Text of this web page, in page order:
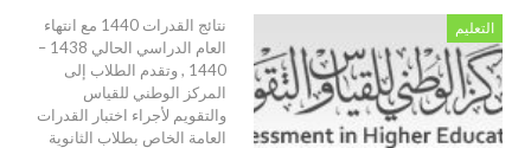
التعليم
نتائج القدرات 1440 مع انتهاء
العام الدراسي الحالي 1438 –
1440 , وتقدم الطلاب إلى
المركز الوطني للقياس
والتقويم لأجراء اختبار القدرات
العامة الخاص بطلاب الثانوية